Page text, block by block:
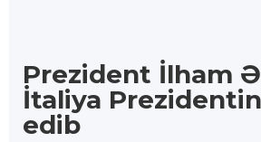
Prezident İlham
İtaliya
edib